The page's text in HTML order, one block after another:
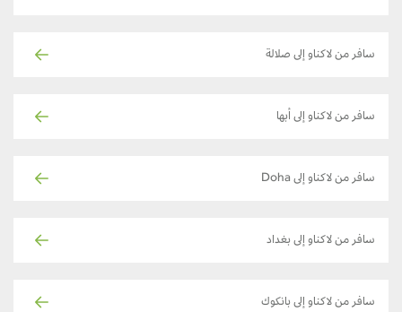
سافر من لاكناو إلى صلالة
سافر من لاكناو إلى أبها
سافر من لاكناو إلى Doha
سافر من لاكناو إلى بغداد
سافر من لاكناو إلى بانكوك